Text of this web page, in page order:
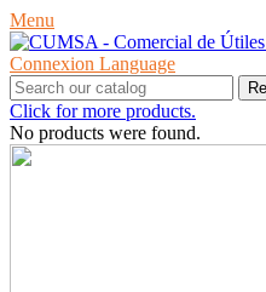
Menu
Connexion Language
Click for more products.
No products were found.